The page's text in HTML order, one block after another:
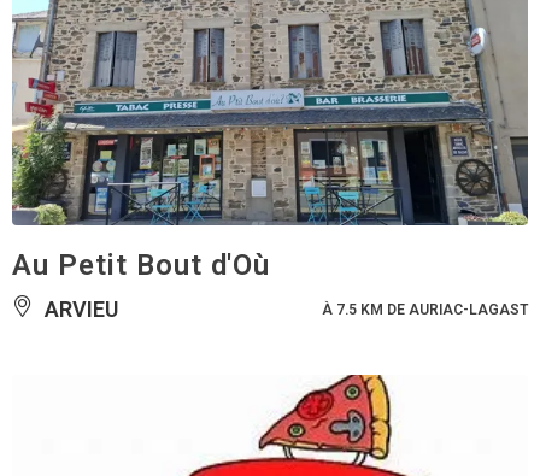
Au Petit Bout d'Où
ARVIEU À 7.5 KM DE AURIAC-LAGAST